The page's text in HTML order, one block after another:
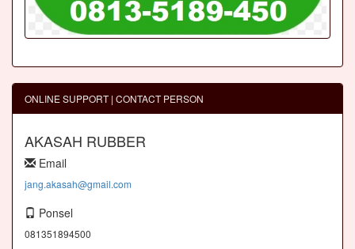
ONLINE SUPPORT | CONTACT PERSON
AKASAH RUBBER
Email
jang.akasah@gmail.com
Ponsel
081351894500